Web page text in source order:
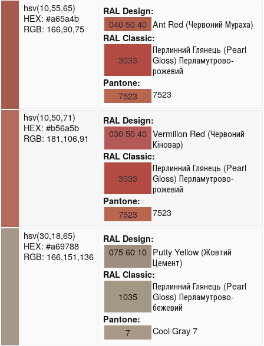
hsv(10,55,65)
HEX: #a65a4b
RGB: 166,90,75
RAL Design:
040 50 40 Ant Red (Червоний Мураха)
RAL Classic:
3033
Перлинний Глянець (Pearl
Gloss) Перламутрово-
рожевий
Pantone:
7523
7523
hsv(10,50,71)
HEX: #b56a5b
RGB: 181,106,91
RAL Design:
030 50 40 Vermilion Red (Червоний
Кіновар)
RAL Classic:
3033
Перлинний Глянець (Pearl
Gloss) Перламутрово-
рожевий
Pantone:
7523
7523
hsv(30,18,65)
HEX: #a69788
RGB: 166,151,136
RAL Design:
075 60 10 Putty Yellow (Жовтий
Цемент)
RAL Classic:
1035
Перлинний Глянець (Pearl
Gloss) Перламутрово-
бежевий
Pantone:
7
Cool Gray 7